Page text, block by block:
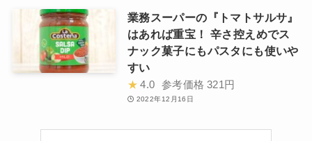
業務スーパーの『トマトサルサ』
はあれば重宝！ 辛さ控えめでス
ナック菓子にもパスタにも使いや
すい
★ 4.0 参考価格 321円
2022年12月16日